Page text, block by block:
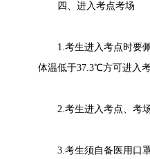
四、进入考点考场
1.考生进入考点时要佩
体温低于37.3℃方可进入考
2.考生进入考点、考场
3.考生须自备医用口罩